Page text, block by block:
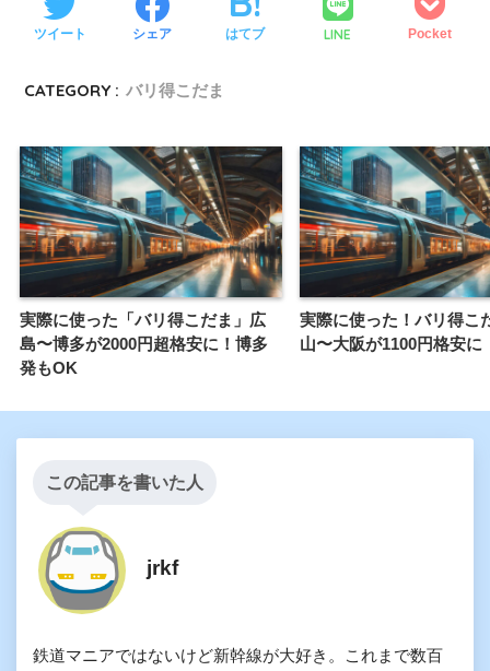
ツイート シェア はてブ LINE Pocket
CATEGORY : バリ得こだま
実際に使った「バリ得こだま」広
島〜博多が2000円超格安に！博多
発もOK
実際に使った！バリ得こ
山〜大阪が1100円格安に
この記事を書いた人
鉄道マニアではないけど新幹線が大好き。これまで数百